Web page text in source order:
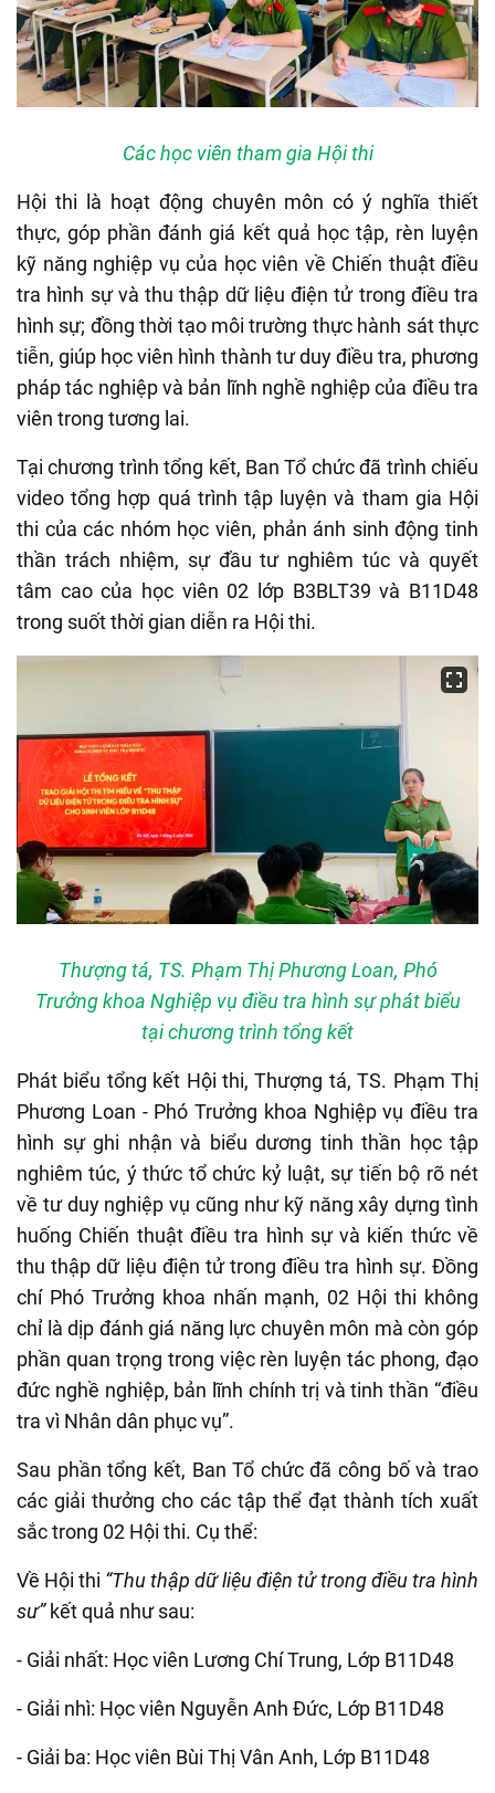
Các học viên tham gia Hội thi
Hội thi là hoạt động chuyên môn có ý nghĩa thiết
thực, góp phần đánh giá kết quả học tập, rèn luyện
kỹ năng nghiệp vụ của học viên về Chiến thuật điều
tra hình sự và thu thập dữ liệu điện tử trong điều tra
hình sự; đồng thời tạo môi trường thực hành sát thực
tiễn, giúp học viên hình thành tư duy điều tra, phương
pháp tác nghiệp và bản lĩnh nghề nghiệp của điều tra
viên trong tương lai.
Tại chương trình tổng kết, Ban Tổ chức đã trình chiếu
video tổng hợp quá trình tập luyện và tham gia Hội
thi của các nhóm học viên, phản ánh sinh động tinh
thần trách nhiệm, sự đầu tư nghiêm túc và quyết
tâm cao của học viên 02 lớp B3BLT39 và B11D48
trong suốt thời gian diễn ra Hội thi.
Thượng tá, TS. Phạm Thị Phương Loan, Phó
Trưởng khoa Nghiệp vụ điều tra hình sự phát biểu
tại chương trình tổng kết
Phát biểu tổng kết Hội thi, Thượng tá, TS. Phạm Thị
Phương Loan - Phó Trưởng khoa Nghiệp vụ điều tra
hình sự ghi nhận và biểu dương tinh thần học tập
nghiêm túc, ý thức tổ chức kỷ luật, sự tiến bộ rõ nét
về tư duy nghiệp vụ cũng như kỹ năng xây dựng tình
huống Chiến thuật điều tra hình sự và kiến thức về
thu thập dữ liệu điện tử trong điều tra hình sự. Đồng
chí Phó Trưởng khoa nhấn mạnh, 02 Hội thi không
chỉ là dịp đánh giá năng lực chuyên môn mà còn góp
phần quan trọng trong việc rèn luyện tác phong, đạo
đức nghề nghiệp, bản lĩnh chính trị và tinh thần “điều
tra vì Nhân dân phục vụ”.
Sau phần tổng kết, Ban Tổ chức đã công bố và trao
các giải thưởng cho các tập thể đạt thành tích xuất
sắc trong 02 Hội thi. Cụ thể:
Về Hội thi “Thu thập dữ liệu điện tử trong điều tra hình
sư”kết quả như sau:
- Giải nhất: Học viên Lương Chí Trung, Lớp B11D48
- Giải nhì: Học viên Nguyễn Anh Đức, Lớp B11D48
- Giải ba: Học viên Bùi Thị Vân Anh, Lớp B11D48